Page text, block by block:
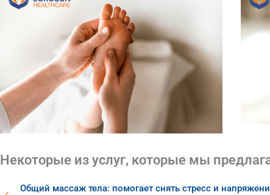
Некоторые из услуг, которые мы
Общий массаж тела: помогает снять стресс и